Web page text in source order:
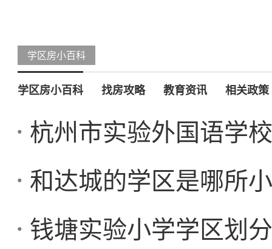
学区房小百科
学区房小百科 找房攻略 教育资讯 相关政策
杭州市实验外国语学
和达城的学区是哪所
钱塘实验小学学区划